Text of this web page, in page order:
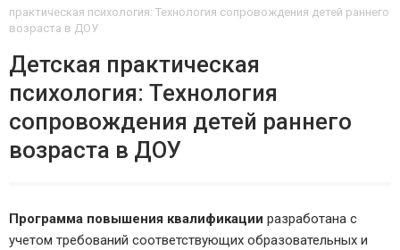
практическая психология: Технология сопровождения детей раннего
возраста в ДОУ
Детская практическая
психология: Технология
сопровождения детей раннего
возраста в ДОУ
Программа повышения квалификации разработана с
учетом требований соответствующих образовательных и